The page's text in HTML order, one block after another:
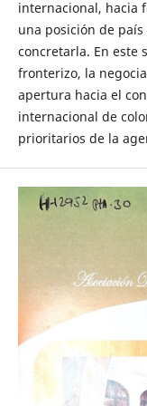
internacional, hacia
una posición de
concretarla. En este
fronterizo, la
apertura hacia el
internacional de
prioritarios de la